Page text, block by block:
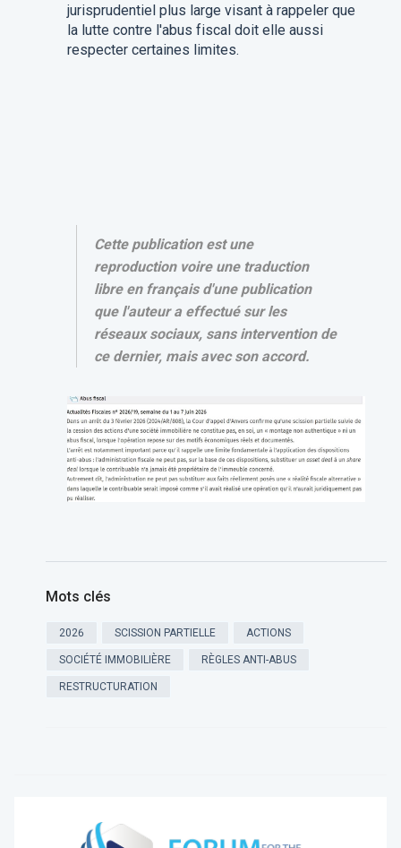
jurisprudentiel plus large visant à rappeler que
la lutte contre l'abus fiscal doit elle aussi
respecter certaines limites.
Cette publication est une
reproduction voire une traduction
libre en français d'une publication
que l'auteur a effectué sur les
réseaux sociaux, sans intervention de
ce dernier, mais avec son accord.
Mots clés
2026 SCISSION PARTIELLE ACTIONS
SOCIÉTÉ IMMOBILIÈRE RÈGLES ANTI-ABUS
RESTRUCTURATION